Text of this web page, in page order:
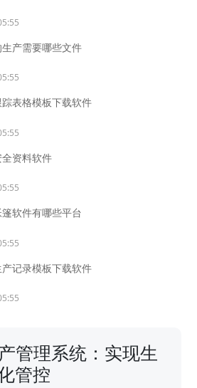
产需要哪些文件
表格模板下载软件
资料软件
软件有哪些平台
记录模板下载软件
管理系统：实现生
管控